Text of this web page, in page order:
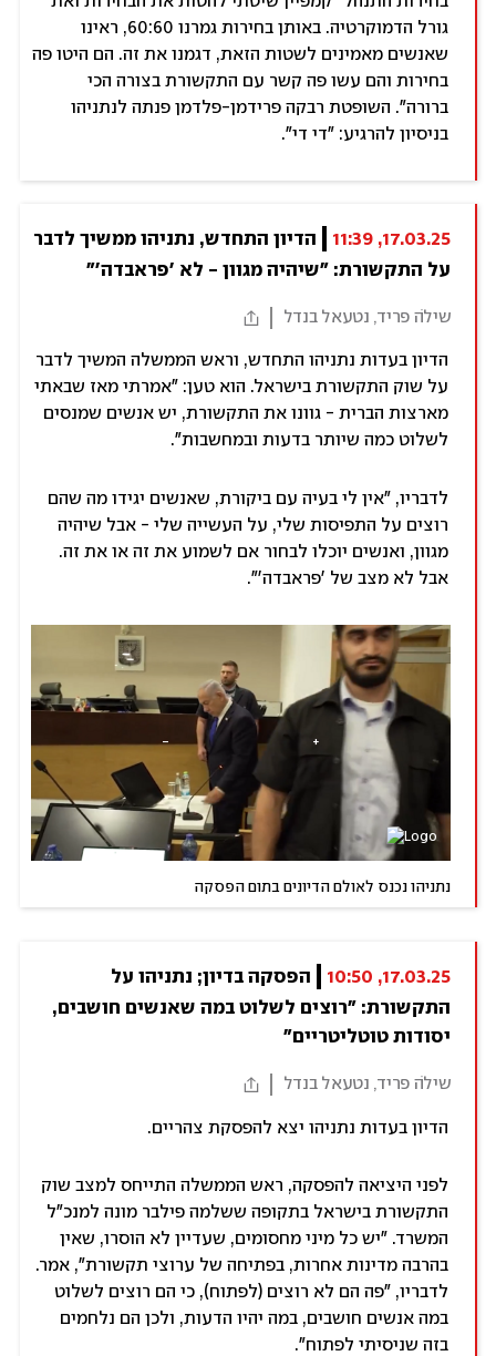
גורל הדמוקרטיה. באותן בחירות גמרנו 60:60, ראינו
שאנשים מאמינים לשטות הזאת, דגמנו את זה. הם היטו פה
בחירות והם עשו פה קשר עם התקשורת בצורה הכי
ברורה". השופטת רבקה פרידמן-פלדמן פנתה לנתניהו
בניסיון להרגיע: "די די".
17.03.25, 11:39
על התקשורת: "שיהיה מגוון - לא 'פראבדה'"
שילֹה פריד, נטעאל בנדל
הדיון בעדות נתניהו התחדש, וראש הממשלה המשיך לדבר
על שוק התקשורת בישראל. הוא טען: "אמרתי מאז שבאתי
מארצות הברית - גוונו את התקשורת, יש אנשים שמנסים
לשלוט כמה שיותר בדעות ובמחשבות".
לדבריו, "אין לי בעיה עם ביקורת, שאנשים יגידו מה שהם
רוצים על התפיסות שלי, על העשייה שלי - אבל שיהיה
מגוון, ואנשים יוכלו לבחור אם לשמוע את זה או את זה.
אבל לא מצב של 'פראבדה'".
נתניהו נכנס לאולם הדיונים בתום הפסקה
17.03.25, 10:50
יסודות טוטליטריים"
שילֹה פריד, נטעאל בנדל
הדיון בעדות נתניהו יצא להפסקת צהריים.
לפני היציאה להפסקה, ראש הממשלה התייחס למצב שוק
התקשורת בישראל בתקופה ששלמה פילבר מונה למנכ"ל
המשרד. "יש כל מיני מחסומים, שעדיין לא הוסרו, שאין
בהרבה מדינות אחרות, בפתיחה של ערוצי תקשורת", אמר.
לדבריו, "פה הם לא רוצים (לפתוח), כי הם רוצים לשלוט
במה אנשים חושבים, במה יהיו הדעות, ולכן הם נלחמים
בזה שניסיתי לפתוח".